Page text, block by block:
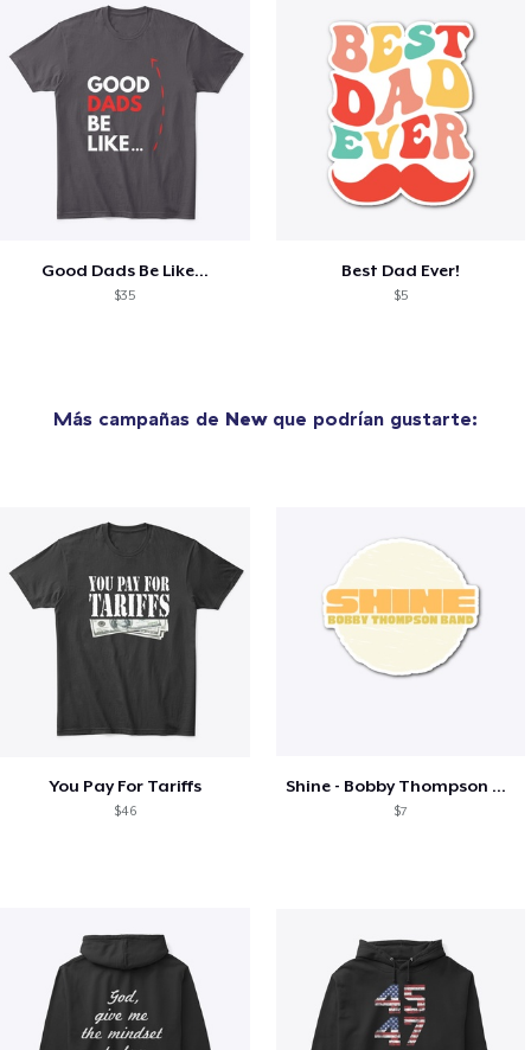
Good Dads Be Like...
$35
Best Dad Ever!
$5
Más campañas de Newque podrían gustarte:
You Pay For Tariffs
$46
Shine - Bobby Thompson Band Merch
$7